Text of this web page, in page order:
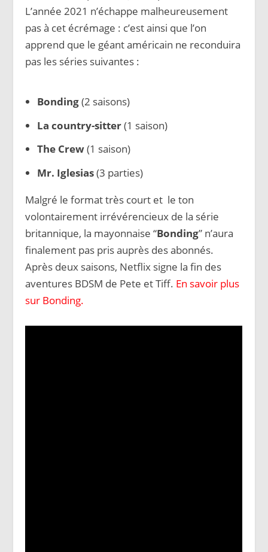
L’année 2021 n’échappe malheureusement
pas à cet écrémage : c’est ainsi que l’on
apprend que le géant américain ne reconduira
pas les séries suivantes :
Bonding(2 saisons)
La country-sitter(1 saison)
The Crew(1 saison)
Mr. Iglesias(3 parties)
Malgré le format très court et le ton
volontairement irrévérencieux de la série
britannique, la mayonnaise “Bonding” n’aura
finalement pas pris auprès des abonnés.
Après deux saisons, Netflix signe la fin des
aventures BDSM de Pete et Tiff. En savoir plus
sur Bonding.